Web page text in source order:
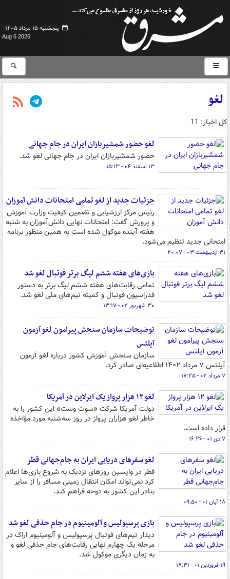
پنجشنبه ۱۵ مرداد ۱۴۰۵ -
Aug 6 2026
لغو
کل اخبار: 11
لغو حضور شمشیربازان ایران در جام جهانی
حضور شمشیربازان ایران در جام جهانی لغو شد.
۱۳ اسفند ۰۴ - ۱۵:۱۳
جزئیات جدید از لغو تمامی امتحانات دانش آموزان
رئیس مرکز ارزشیابی و تضمین کیفیت وزارت آموزش
و پرورش گفت: امتحانات نهایی دانش‌آموزان به شنبه
هفته آینده موکول شده است به همین منظور برنامه
امتحانی جدید تنظیم می‌شود.
۳۱ اردیبهشت ۰۳ - ۲۰:۰۷
بازی‌های هفته ششم لیگ برتر فوتبال لغو شد
تمامی رقابت‌های هفته ششم لیگ برتر به دستور
فدراسیون فوتبال و کمیته تیم‌های ملی لغو شد.
۳۰ شهریور ۰۲ - ۱۳:۱۷
توضیحات سازمان سنجش پیرامون لغو آزمون
آیلتس
سازمان سنجش آموزش کشور درباره لغو آزمون
آیلتس ۷ مرداد ۱۴۰۲ اطلاعیه‌ای صادر کرد.
۷ مرداد ۰۲ - ۱۷:۲۵
لغو ۱۲ هزار پرواز یک ایرلاین در آمریکا
دولت آمریکا شرکت «سوث وست» این کشور را به
خاطر لغو هزاران پرواز در روز سه‌شنبه مورد مؤاخذه
قرار داده است.
۷ دی ۰۱ - ۱۶:۲۶
لغو سفرهای دریایی ایران به جام‌جهانی قطر
قطر در واپسین روزهای نزدیک به شروع بازی‌ها اعلام
کرد نمی‌تواند امکان انتقال زمینی مسافر را از سایر
بنادر این کشور به دوحه فراهم کند.
۱۸ آبان ۰۱ - ۰۹:۵۰
بازی پرسپولیس و آلومینیوم در جام حذفی لغو شد
دیدار تیم‌های فوتبال پرسپولیس و آلومینیوم اراک در
مرحله یک چهارم نهایی رقابت‌های جام حذفی لغو و
به زمان دیگری موکول شد.
۱۹ فروردین ۰۱ - ۱۸:۳۱